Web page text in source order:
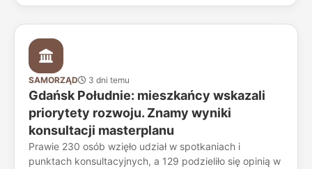
SAMORZĄD 3 dni temu
Gdańsk Południe: mieszkańcy wskazali
priorytety rozwoju. Znamy wyniki
konsultacji masterplanu
Prawie 230 osób wzięło udział w spotkaniach i
punktach konsultacyjnych, a 129 podzieliło się opinią w